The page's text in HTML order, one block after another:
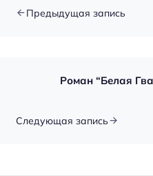
Предыдущая запись
Роман “Белая
Следующая запись